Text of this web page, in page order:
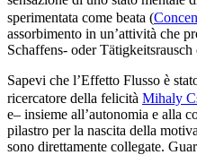
sperimentata come beata (
assorbimento in un’attività che
Schaffens- oder
Sapevi che l’Effetto Flusso è
ricercatore della felicità Mihaly
e– insieme all’autonomia e alla
pilastro per la nascita della
sono direttamente collegate.